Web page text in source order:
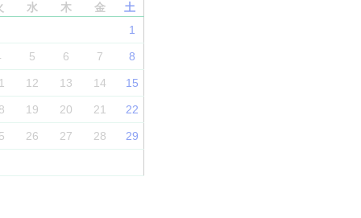
水 木 金
土
1
5 6 7 8
12 13 14 15
19 20 21 22
26 27 28 29